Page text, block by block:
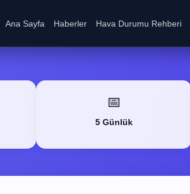
Ana Sayfa Haberler Hava Durumu Rehberi
📅
5 Günlük